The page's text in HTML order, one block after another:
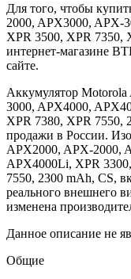
Для того, чтобы
2000, APX3000, APX-
XPR 3500, XPR 7350,
интернет-магазине
сайте.
Аккумулятор
3000, APX4000,
XPR 7380, XPR 7550,
продажи в России.
APX2000, APX-2000,
APX4000Li, XPR
7550, 2300 mAh, CS,
реального внешнего
изменена
Данное описание не
Общие